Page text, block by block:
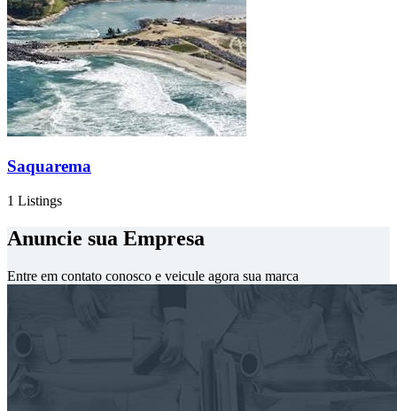
Saquarema
1 Listings
Anuncie sua Empresa
Entre em contato conosco e veicule agora sua marca